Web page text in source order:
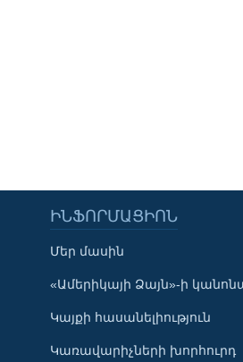
Learning English
ՀԵՏԵՒԵՔ ՄԵԶ
ԻՆՖՈՐՄԱՑԻՈՆ
Մեր մասին
«Ամերիկայի Ձայն»-ի
Կայքի հասանելիություն
Կառավարիչների խորհուրդ